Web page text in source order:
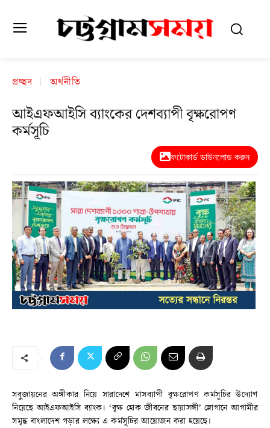
প্রচ্ছদ অর্থনীতি
আইএফআইসি ব্যাংকের দেশব্যাপী বৃক্ষরোপণ
কর্মসূচি
ফটোকার্ড ডাউনলোড করুন
সবুজায়নের অঙ্গীকার নিয়ে সারাদেশে মাসব্যাপী বৃক্ষরোপণ কর্মসূচির উদ্যোগ
নিয়েছে আইএফআইসি ব্যাংক। ‘বৃক্ষ হোক জীবনের ছায়াসঙ্গী’ স্লোগানে আগামীর
সমৃদ্ধ বাংলাদেশ গড়ার লক্ষ্যে এ কর্মসূচির আয়োজন করা হয়েছে।